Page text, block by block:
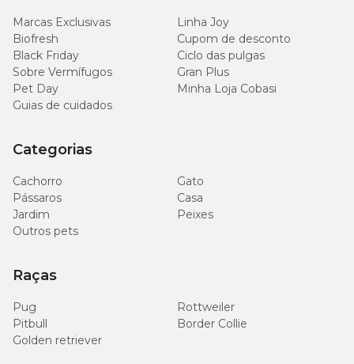
Marcas Exclusivas
Linha Joy
Biofresh
Cupom de desconto
Black Friday
Ciclo das pulgas
Sobre Vermífugos
Gran Plus
Pet Day
Minha Loja Cobasi
Guias de cuidados
Categorias
Cachorro
Gato
Pássaros
Casa
Jardim
Peixes
Outros pets
Raças
Pug
Rottweiler
Pitbull
Border Collie
Golden retriever